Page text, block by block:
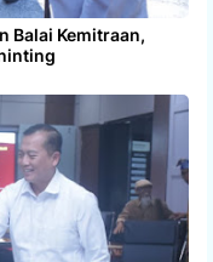
Balai Kemitraan,